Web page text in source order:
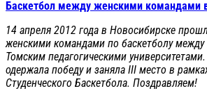
Баскетбол между женскими командами
14 апреля 2012 года в Новосибирске
женскими командами по баскетболу
Томским педагогическими
одержала победу и заняла III место в
Студенческого Баскетбола. Поздравляем!